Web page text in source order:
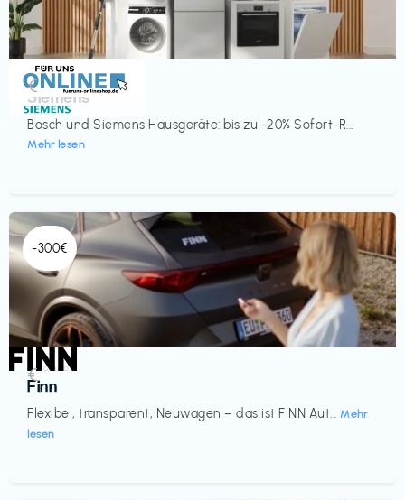
Küche & Haushalt
Siemens
Bosch und Siemens Hausgeräte: bis zu -20% Sofort-R...
Mehr lesen
€‎
-300€
Automobil
Finn
Flexibel, transparent, Neuwagen – das ist FINN Aut... Mehr
lesen
€‎